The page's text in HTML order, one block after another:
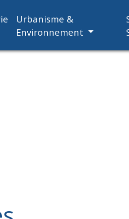
Urbanisme &
Environnement